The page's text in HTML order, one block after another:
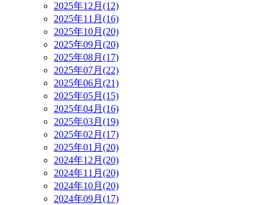
2025年12月(12)
2025年11月(16)
2025年10月(20)
2025年09月(20)
2025年08月(17)
2025年07月(22)
2025年06月(21)
2025年05月(15)
2025年04月(16)
2025年03月(19)
2025年02月(17)
2025年01月(20)
2024年12月(20)
2024年11月(20)
2024年10月(20)
2024年09月(17)